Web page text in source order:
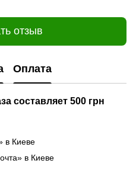
отзыв
Оплата
составляет 500 грн
в Киеве
в Киеве